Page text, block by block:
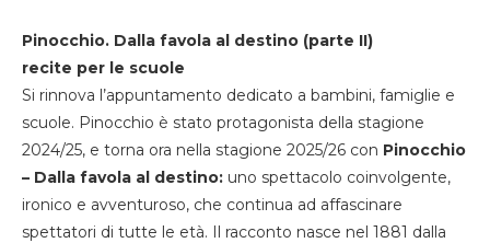
Pinocchio. Dalla favola al destino (parte II)
recite per le scuole
Si rinnova l’appuntamento dedicato a bambini, famiglie e
scuole. Pinocchio è stato protagonista della stagione
2024/25, e torna ora nella stagione 2025/26 con Pinocchio
– Dalla favola al destino: uno spettacolo coinvolgente,
ironico e avventuroso, che continua ad affascinare
spettatori di tutte le età. Il racconto nasce nel 1881 dalla